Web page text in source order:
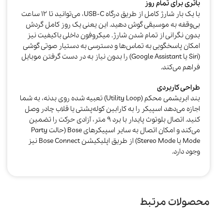
باتری برای تمام روز
با یک بار شارژ کامل از طریق درگاه USB-C، می‌توانید تا ۱۲ ساعت
بی‌وقفه به موسیقی گوش دهید. این یعنی یک روز کامل گردش
بدون نگرانی از تمام شدن شارژ. میکروفون داخلی باکیفیت نیز
امکان پاسخگویی به تماس‌ها و دسترسی به دستیار صوتی گوشی
(Siri یا Google Assistant) را بدون نیاز به در دست گرفتن موبایل
فراهم می‌کند.​​
طراحی کاربردی
بند ابریشمی محکم (Utility Loop) تعبیه شده روی بدنه، به شما
اجازه می‌دهد اسپیکر را به کارابین کوله‌پشتی یا قلاب چادر وصل
کنید. اتصال بلوتوث پایدار با برد ۹ متر، آزادی حرکت را تضمین
می‌کند و امکان اتصال به سایر اسپیکرهای Bose (حالت Party
Mode یا Stereo Mode) از طریق اپلیکیشن Bose Connect نیز
وجود دارد.
محصولات مرتبط